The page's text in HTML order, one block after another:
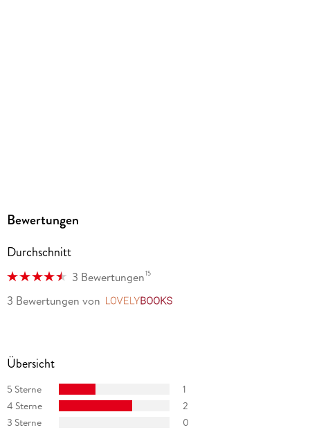
Bewertungen
Durchschnitt
3 Bewertungen15
3 Bewertungen von
Übersicht
5 Sterne
1
4 Sterne
2
3 Sterne
0